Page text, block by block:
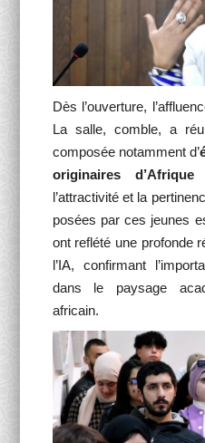
Dès l’ouverture,
La salle, comble, a
composée notamment d’
originaires
l’attractivité et la
posées par ces jeunes
ont reflété une profonde
l’IA, confirmant
dans le paysage
africain.